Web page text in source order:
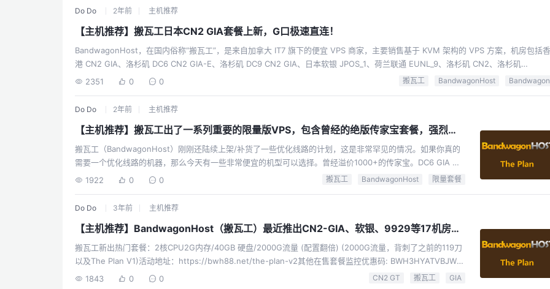
BWHNC...
Do Do 2年前 主机推荐
【主机推荐】搬瓦工日本CN2 GIA套餐上新，G口极速直连！
BandwagonHost，在国内俗称“搬瓦工”，是来自加拿大 IT7 旗下的便宜 VPS 商家，主要销售基于 KVM 架构的 VPS 方案，机房包括香
港 CN2 GIA、洛杉矶 DC6 CN2 GIA-E、洛杉矶 DC9 CN2 GIA、日本软银 JPOS_1、荷兰联通 EUNL_9、洛杉矶 CN2、洛杉矶
MCOM、洛杉矶 Fremont 等十几个机房，其中洛杉矶数据中心的VPS有亚洲优化、CN2 GT、CN2 GIA等中国特别优化线路，日本有软
2351 0 0 搬瓦工 BandwagonHost Bandwagon
Do Do 2年前 主机推荐
【主机推荐】搬瓦工出了一系列重要的限量版VPS，包含曾经的绝版传家宝套餐，强烈推荐！
搬瓦工（BandwagonHost）刚刚还陆续上架/补货了一些优化线路的计划，这是非常罕见的情况。如果你真的
需要一个优化线路的机器，那么今天有一些非常便宜的机型可以选择。曾经溢价1000+的传家宝。DC6 GIA 及
日本软银线路限量版（512内存,10 GB SSD,500GB月流量），$49.99/年（推荐）⭐⭐⭐曾经溢价1000+的46刀
内存大点 ☞ 直达链接DC6 GIA 及日本软银线路限量版（1GB内存,20 GB SSD,5...
1922 0 0 搬瓦工 BandwagonHost 限量套餐
Do Do 3年前 主机推荐
【主机推荐】BandwagonHost（搬瓦工）最近推出CN2-GIA、软银、9929等17机房可用限量版神机
搬瓦工新出热门套餐：2核CPU2G内存/40GB 硬盘/2000G流量 (配置翻倍) (2000G流量，背刺了之前的119刀
以及The Plan V1)活动地址：https://bwh88.net/the-plan-v2其他在售套餐监控优惠码: BWH3HYATVBJW可
切换：美西 CN2-GIA / 日本软银 / 荷兰9929 / 香港CMI 等大多数17个瓦工机房建议选：DC6\DC9 (CN2-GIA)
1843 0 0 CN2 GT 搬瓦工 GIA